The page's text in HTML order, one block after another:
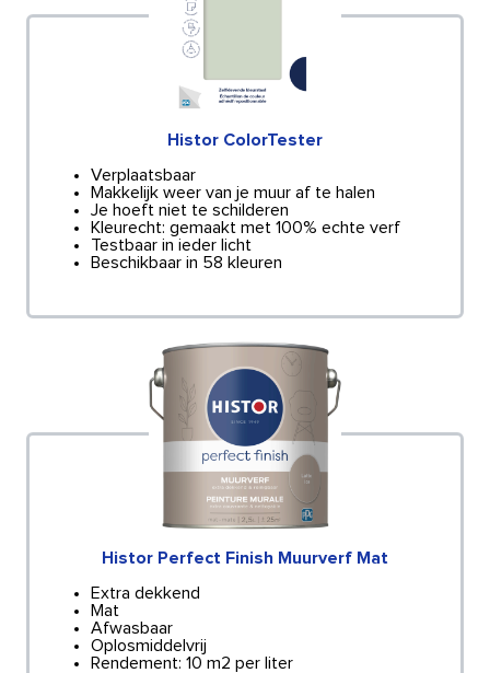
Histor ColorTester
Verplaatsbaar
Makkelijk weer van je muur af te halen
Je hoeft niet te schilderen
Kleurecht: gemaakt met 100% echte verf
Testbaar in ieder licht
Beschikbaar in 58 kleuren
Histor Perfect Finish Muurverf Mat
Extra dekkend
Mat
Afwasbaar
Oplosmiddelvrij
Rendement: 10 m2 per liter